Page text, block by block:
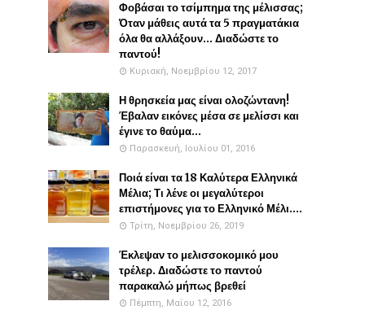
Φοβάσαι το τσίμπημα της μέλισσας;
Όταν μάθεις αυτά τα 5 πραγματάκια
όλα θα αλλάξουν... Διαδώστε το
παντού!
Κυριακή, Νοεμβρίου 12, 2017
Η θρησκεία μας είναι ολοζώντανη!
Έβαλαν εικόνες μέσα σε μελίσσι και
έγινε το θαύμα...
Παρασκευή, Ιουλίου 01, 2016
Ποιά είναι τα 18 Καλύτερα Ελληνικά
Μέλια; Τι λένε οι μεγαλύτεροι
επιστήμονες για το Ελληνικό Μέλι....
Τρίτη, Νοεμβρίου 26, 2019
Έκλεψαν το μελισσοκομικό μου
τρέλερ. Διαδώστε το παντού
παρακαλώ μήπως βρεθεί
Πέμπτη, Μαΐου 12, 2016